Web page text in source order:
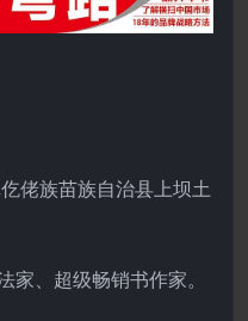
佬族苗族自治县上坝土
、超级畅销书作家。